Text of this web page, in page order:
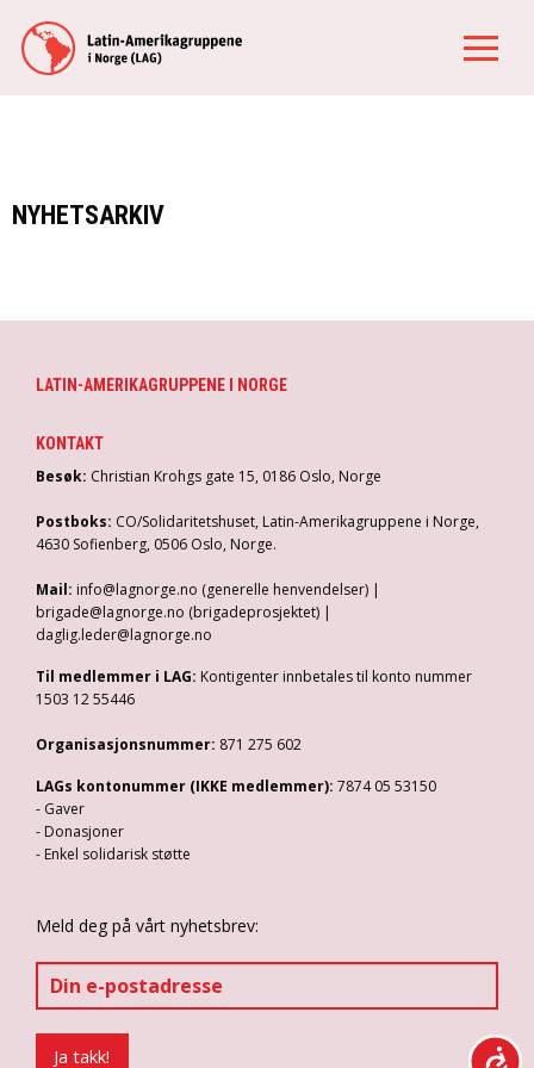
NYHETSARKIV
LATIN-AMERIKAGRUPPENE I NORGE
KONTAKT
Besøk: Christian Krohgs gate 15, 0186 Oslo, Norge
Postboks: CO/Solidaritetshuset, Latin-Amerikagruppene i Norge,
4630 Sofienberg, 0506 Oslo, Norge.
Mail: info@lagnorge.no (generelle henvendelser) |
brigade@lagnorge.no (brigadeprosjektet) |
daglig.leder@lagnorge.no
Til medlemmer i LAG: Kontigenter innbetales til konto nummer
1503 12 55446
Organisasjonsnummer: 871 275 602
LAGs kontonummer (IKKE medlemmer): 7874 05 53150
- Gaver
- Donasjoner
- Enkel solidarisk støtte
Meld deg på vårt nyhetsbrev: